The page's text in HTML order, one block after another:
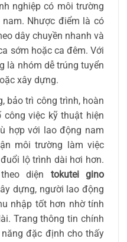
nghiệp có môi trường
Nhược điểm là có
dây chuyền nhanh và
sớm hoặc ca đêm. Với
là nhóm dễ trúng tuyển
xây dựng.
bảo trì công trình, hoàn
việc kỹ thuật hiện
hợp với lao động nam
môi trường làm việc
lộ trình dài hơi hơn.
diện tokutei gino
dựng, người lao động
nhập tốt hơn nhờ tính
Trang thông tin chính
đặc định cho thấy